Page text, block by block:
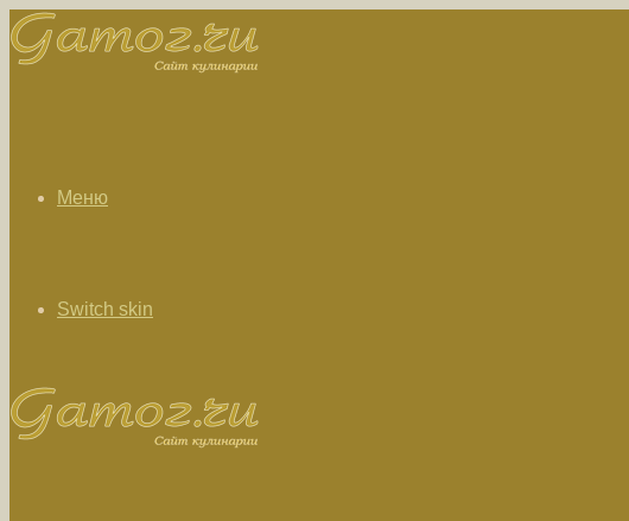
Меню
Switch skin